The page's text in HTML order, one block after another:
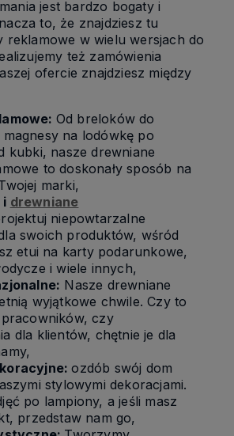
jest bardzo bogaty i
to, że znajdziesz tu
reklamowe w wielu wersjach do
też zamówienia
ofercie znajdziesz między
Od breloków do
na lodówkę po
kubki, nasze drewniane
to doskonały sposób na
marki,
i drewniane
niepowtarzalne
swoich produktów, wśród
etui na karty podarunkowe,
i wiele innych,
Nasze drewniane
wyjątkowe chwile. Czy to
czy
dla klientów, chętnie je dla
ozdób swój dom
stylowymi dekoracjami.
po lampiony, a jeśli masz
przedstaw nam go,